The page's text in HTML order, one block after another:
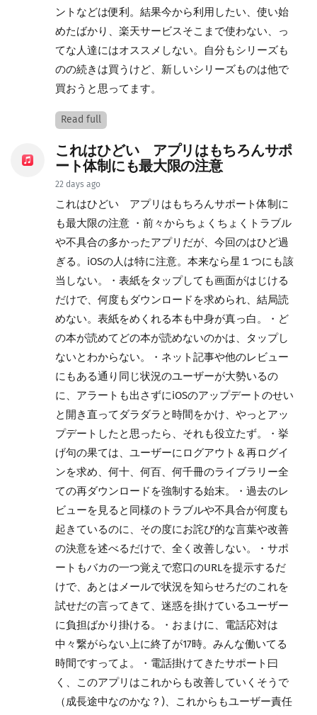
ントなどは便利。結果今から利用したい、使い始
めたばかり、楽天サービスそこまで使わない、っ
てな人達にはオススメしない。自分もシリーズも
のの続きは買うけど、新しいシリーズものは他で
買おうと思ってます。
Read full
これはひどい アプリはもちろんサポ
ート体制にも最大限の注意
22 days ago
これはひどい アプリはもちろんサポート体制に
も最大限の注意 ・前々からちょくちょくトラブル
や不具合の多かったアプリだが、今回のはひど過
ぎる。iOSの人は特に注意。本来なら星１つにも該
当しない。・表紙をタップしても画面がはじける
だけで、何度もダウンロードを求められ、結局読
めない。表紙をめくれる本も中身が真っ白。・ど
の本が読めてどの本が読めないのかは、タップし
ないとわからない。・ネット記事や他のレビュー
にもある通り同じ状況のユーザーが大勢いるの
に、アラートも出さずにiOSのアップデートのせい
と開き直ってダラダラと時間をかけ、やっとアッ
プデートしたと思ったら、それも役立たず。・挙
げ句の果ては、ユーザーにログアウト＆再ログイ
ンを求め、何十、何百、何千冊のライブラリー全
ての再ダウンロードを強制する始末。・過去のレ
ビューを見ると同様のトラブルや不具合が何度も
起きているのに、その度にお詫び的な言葉や改善
の決意を述べるだけで、全く改善しない。・サポ
ートもバカの一つ覚えで窓口のURLを提示するだ
けで、あとはメールで状況を知らせろだのこれを
試せだの言ってきて、迷惑を掛けているユーザー
に負担ばかり掛ける。・おまけに、電話応対は
中々繋がらない上に終了が17時。みんな働いてる
時間ですってよ。・電話掛けてきたサポート曰
く、このアプリはこれからも改善していくそうで
（成長途中なのかな？)、これからもユーザー責任